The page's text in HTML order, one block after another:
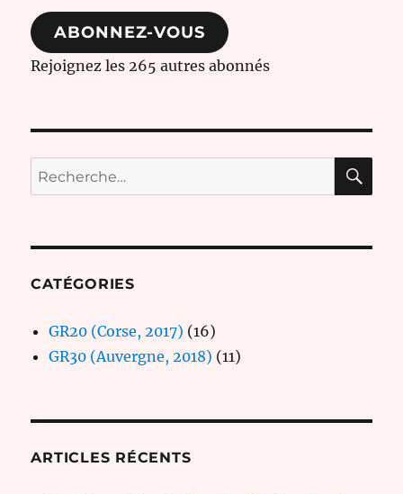
mail
ABONNEZ-VOUS
Rejoignez les 265 autres abonnés
Recherche
pour :
CATÉGORIES
GR20 (Corse, 2017) (16)
GR30 (Auvergne, 2018) (11)
ARTICLES RÉCENTS